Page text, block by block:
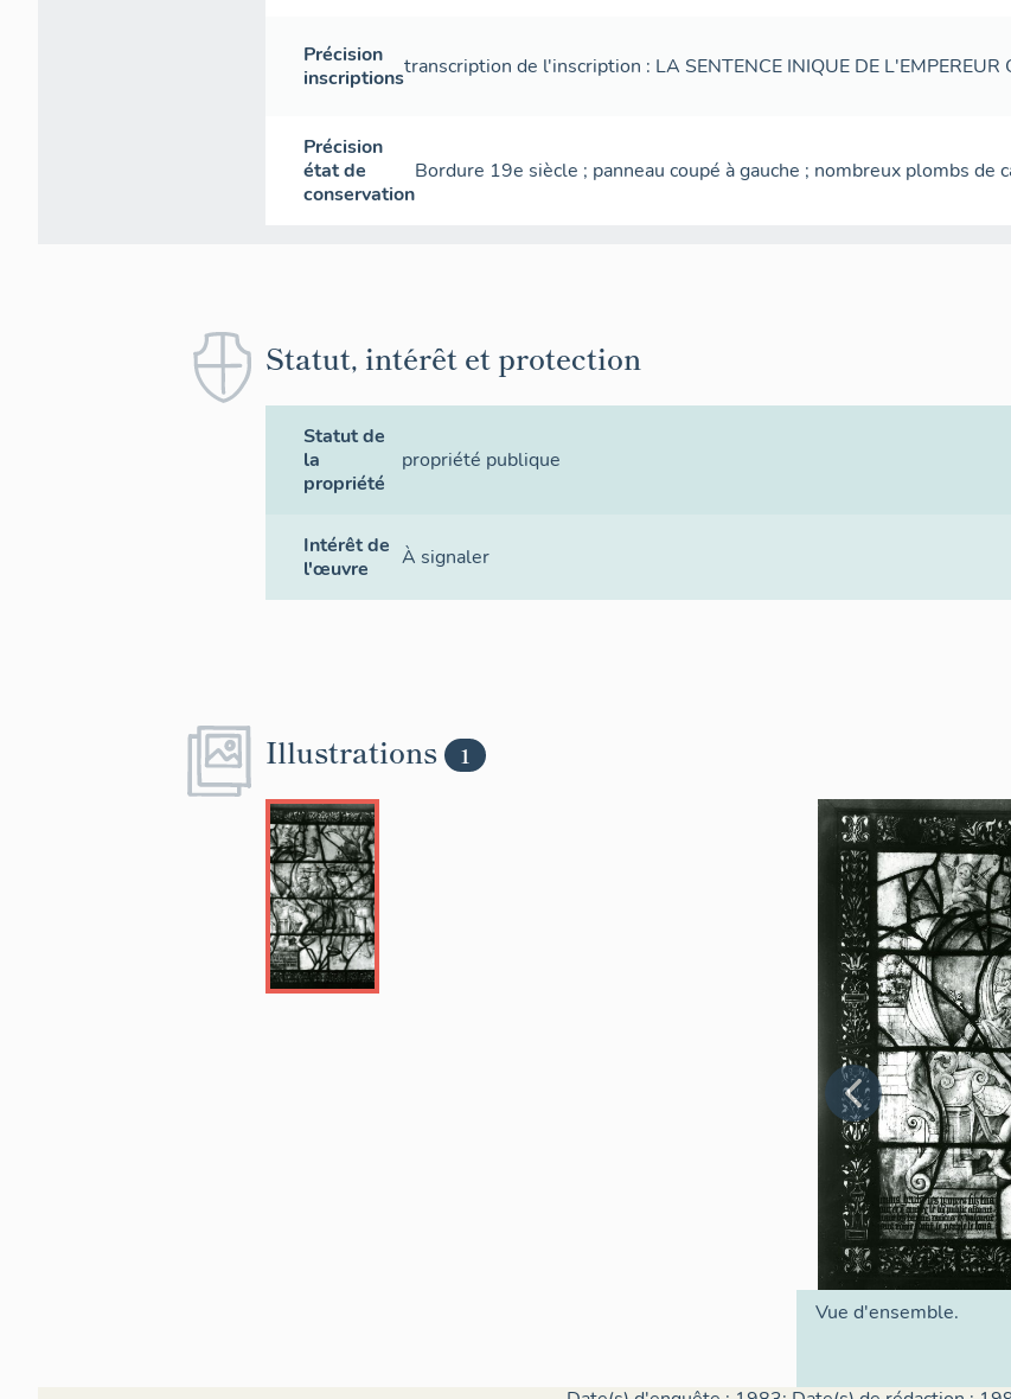
Précision
inscriptionstranscription de l'inscription : LA SENTENCE INIQUE DE
Précision
état de
conservation
Bordure 19e siècle ; panneau coupé à gauche ; nombreux plombs de
Statut, intérêt et protection
Statut de
la
propriété
propriété publique
Intérêt de
l'œuvre
À signaler
Illustrations 1
Vue d'ensemble.